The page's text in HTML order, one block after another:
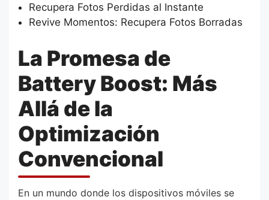
Recupera Fotos Perdidas al Instante
Revive Momentos: Recupera Fotos Borradas
La Promesa de
Battery Boost: Más
Allá de la
Optimización
Convencional
En un mundo donde los dispositivos móviles se